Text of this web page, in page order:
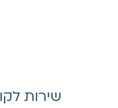
שירות